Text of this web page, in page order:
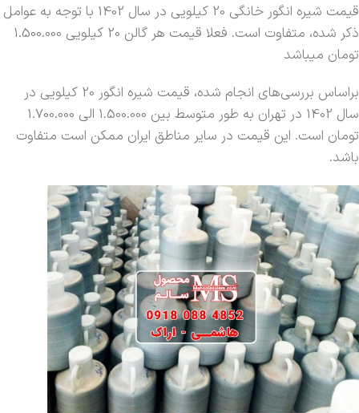
قیمت شیره انگور خانگی 20 کیلویی در سال 1402 با توجه به عوامل
ذکر شده، متفاوت است. فعلا قیمت هر گالن 20 کیلویی 1.500.000
تومان میباشد
براساس بررسی‌های انجام شده، قیمت شیره انگور 20 کیلویی در
سال 1402 در تهران به طور متوسط بین 1.500.000 الی 1.700.000
تومان است. این قیمت در سایر مناطق ایران ممکن است متفاوت
باشد.